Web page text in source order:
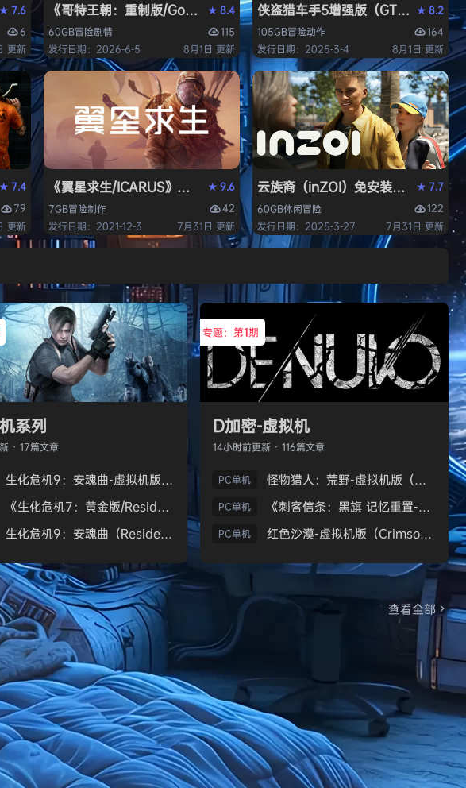
文版 6）免安装中文版
★7.6
6
更新
《哥特王朝：重制版/Gothic 1 Remake》免安装中文版
★8.4
60GB冒险剧情
115
发行日期：2026-6-5
8月1日 更新
侠盗猎车手5增强版（GTA5增强
★8.2
105GB冒险动作
164
发行日期：2025-3-4
8月1日 更新
★7.4
79
更新
《翼星求生/ICARUS》免安装中文版
★9.6
7GB冒险制作
42
发行日期：2021-12-3
7月31日 更新
云族裔（inZOI）免安装中文版
★7.7
60GB休闲冒险
122
发行日期：2025-3-27
7月31日 更新
系列
· 17篇文章
生化危机9：安魂曲-虚拟机版（Resident Evil Requiem HYPERVISOR）免安装中文版
《生化危机7：黄金版/Resident Evil 7 Biohazard》免安装中文版
生化危机9：安魂曲（Resident Evil Requiem）免安装中文版
专题：第1期
D加密-虚拟机
14小时前更新 · 116篇文章
PC单机 怪物猎人：荒野-虚拟机版（Monster Hunter Wilds HYPERVISOR）免安装中文版
PC单机 《刺客信条：黑旗 记忆重置-虚拟机版/Assassin’s Creed Black Flag Resynced HYPERVISOR》免安装中文版
PC单机 红色沙漠-虚拟机版（Crimson Desert HYPERVISOR）免安装中文版
查看全部